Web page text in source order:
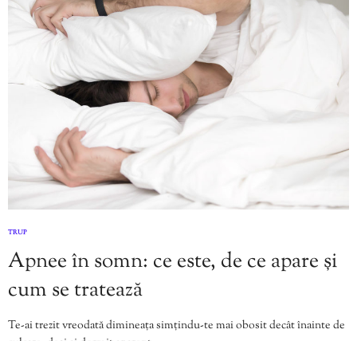
TRUP
Apnee în somn: ce este, de ce apare și
cum se tratează
Te-ai trezit vreodată dimineața simțindu-te mai obosit decât înainte de